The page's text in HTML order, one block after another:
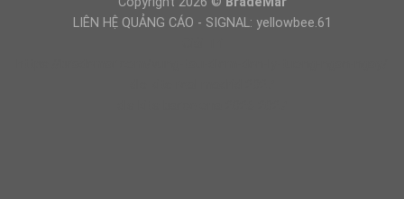
LIÊN HỆ QUẢNG CÁO - SIGNAL: yellowbee.61